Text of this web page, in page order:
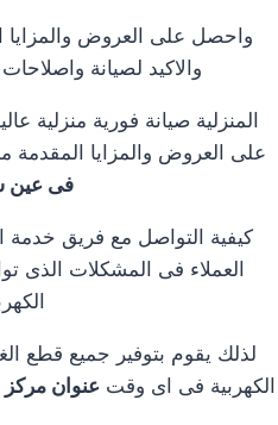
واحصل على العروض
والاكيد لصيانة
المنزلية صيانة فورية
على العروض والمزايا المقدمة
فى
كيفية التواصل مع فريق
العملاء فى المشكلات الذى
لذلك يقوم بتوفير جميع قطع
الكهربية فى اى وقتعنوان